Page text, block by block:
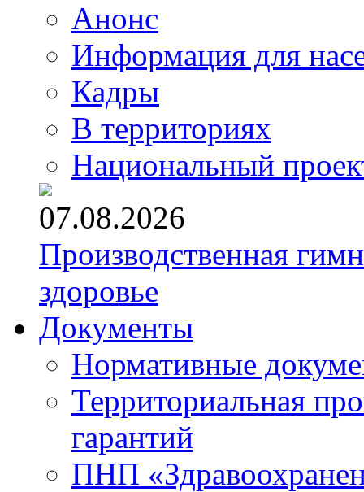
Анонс
Информация для
Кадры
В территориях
Национальный
07.08.2026
Производственная
здоровье
Документы
Нормативные
Территориальная
гарантий
ПНП